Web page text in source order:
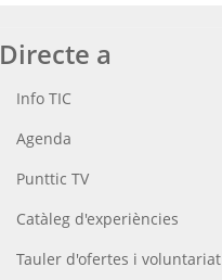
Directe a
Info TIC
Agenda
Punttic TV
Catàleg d'experiències
Tauler d'ofertes i voluntariat